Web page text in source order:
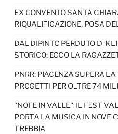
EX CONVENTO SANTA
RIQUALIFICAZIONE, POSA
DAL DIPINTO PERDUTO DI
STORICO: ECCO LA
PNRR: PIACENZA SUPERA
PROGETTI PER OLTRE 74
“NOTE IN VALLE”: IL
PORTA LA MUSICA IN NOVE
TREBBIA